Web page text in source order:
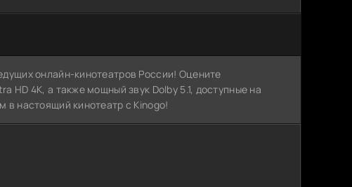
онлайн-кинотеатров России! Оцените
HD 4K, а также мощный звук Dolby 5.1, доступные на
в настоящий кинотеатр с Kinogo!